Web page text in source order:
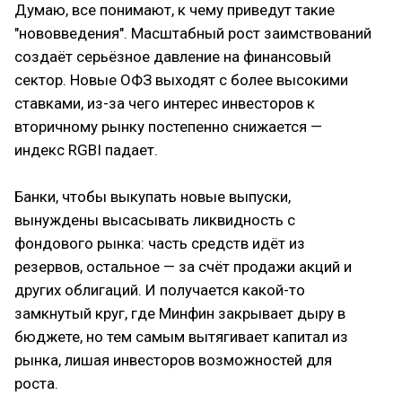
Думаю, все понимают, к чему приведут такие
"нововведения". Масштабный рост заимствований
создаёт серьёзное давление на финансовый
сектор. Новые ОФЗ выходят с более высокими
ставками, из-за чего интерес инвесторов к
вторичному рынку постепенно снижается —
индекс RGBI падает.
Банки, чтобы выкупать новые выпуски,
вынуждены высасывать ликвидность с
фондового рынка: часть средств идёт из
резервов, остальное — за счёт продажи акций и
других облигаций. И получается какой-то
замкнутый круг, где Минфин закрывает дыру в
бюджете, но тем самым вытягивает капитал из
рынка, лишая инвесторов возможностей для
роста.